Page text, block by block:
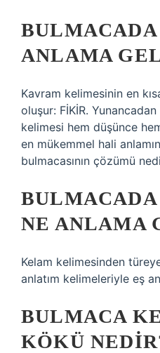
ANLAMA
Kavram kelimesinin en
oluşur: FİKİR.
kelimesi hem düşünce
en mükemmel hali
bulmacasının çözümü
NE ANLAMA
Kelam kelimesinden
anlatım kelimeleriyle eş
BULMACA
KÖKÜ